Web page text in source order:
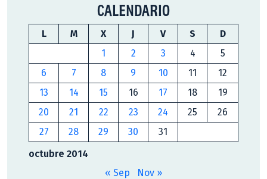
CALENDARIO
octubre 2014
L M X J V S
D
1
2 3 4
5
6
7 8 9 10 11
12
13
14 15 16 17 18
19
20
21 22 23 24 25
26
27
28 29 30 31
« Sep Nov »